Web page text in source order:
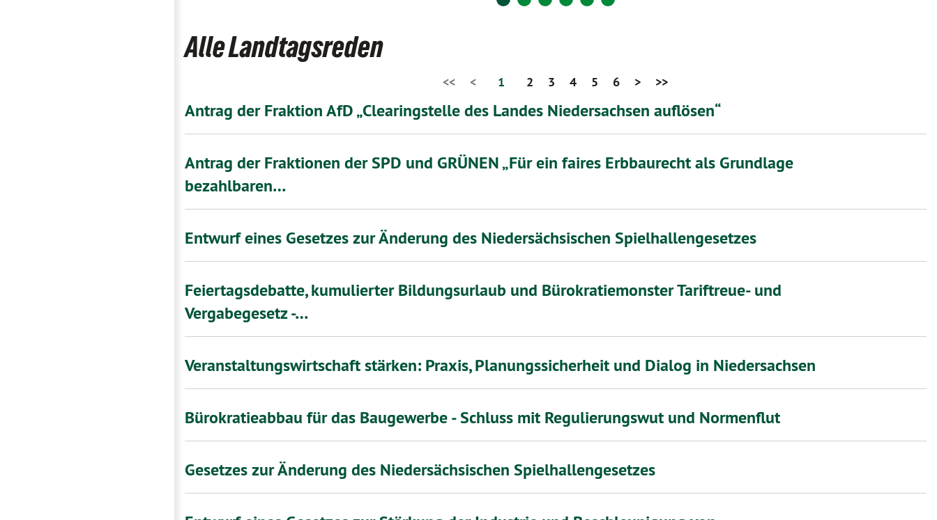
Alle Landtagsreden
<< < 1 2 3 4 5 6 > >>
Antrag der Fraktion AfD „Clearingstelle des Landes Niedersachsen auflösen“
Antrag der Fraktionen der SPD und GRÜNEN „Für ein faires Erbbaurecht als Grundlage
bezahlbaren…
Entwurf eines Gesetzes zur Änderung des Niedersächsischen Spielhallengesetzes
Feiertagsdebatte, kumulierter Bildungsurlaub und Bürokratiemonster Tariftreue- und
Vergabegesetz -…
Veranstaltungswirtschaft stärken: Praxis, Planungssicherheit und Dialog in Niedersachsen
Bürokratieabbau für das Baugewerbe - Schluss mit Regulierungswut und Normenflut
Gesetzes zur Änderung des Niedersächsischen Spielhallengesetzes